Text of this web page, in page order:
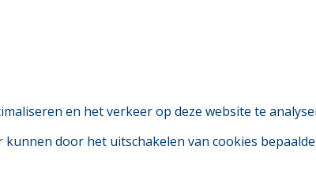
en het verkeer op deze website te
door het uitschakelen van cookies